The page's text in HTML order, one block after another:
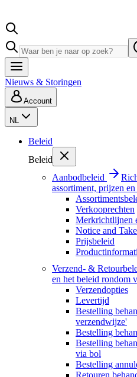
Nieuws & Storingen
Account
NL
Beleid
Beleid
Aanbodbeleid
assortiment, prijzen
Verkooprechten
Merkrichtlijnen
Notice and
Prijsbeleid
Verzend- &
en het beleid rondom
Verzendopties
Levertijd
Bestelling
verzendwijze'
Bestelling
Bestelling
via bol
Bestelling
Retouren